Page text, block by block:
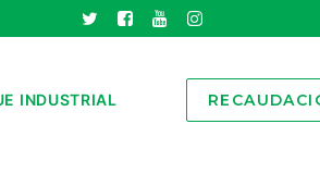
INDUSTRIAL